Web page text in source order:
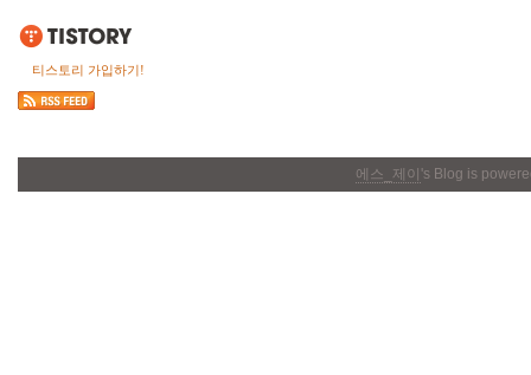
티스토리 가입하기!
에스_제이 's Blog is